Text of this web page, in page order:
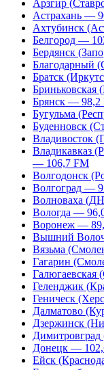
Арзгир
Астрахань —
Ахтубинск
Белгород —
Бердянск
Благодарный
Братск
Бриньковская
Брянск — 98,2
Бугульма
Буденновск
Владивосток
Владикавказ
— 106,7 FM
Волгодонск
Волгоград —
Волноваха
Вологда —
Воронеж —
Вышний
Вязьма
Гагарин
Галюгаевская
Геленджик
Геническ
Далматово
Дзержинск
Донецк —
Ейск